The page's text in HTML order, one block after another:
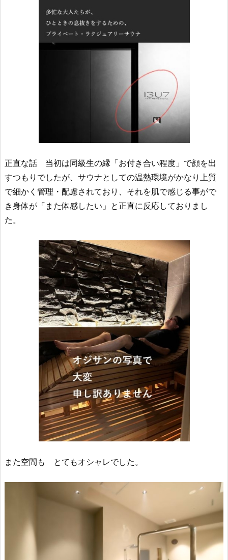
正直な話 当初は同級生の縁「お付き合い程度」で顔を出
すつもりでしたが、サウナとしての温熱環境がかなり上質
で細かく管理・配慮されており、それを肌で感じる事がで
き身体が「また体感したい」と正直に反応しておりまし
た。
また空間も とてもオシャレでした。